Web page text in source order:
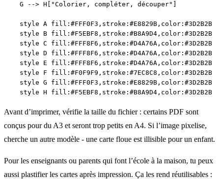
    G --> H["Colorier, compléter, découper"]
    style A fill:#FFF0F3,stroke:#E8829B,color:#3D2B2B
    style B fill:#F5EBF8,stroke:#B8A9D4,color:#3D2B2B
    style C fill:#FFF8F6,stroke:#D4A76A,color:#3D2B2B
    style D fill:#FFF8F6,stroke:#D4A76A,color:#3D2B2B
    style E fill:#FFF8F6,stroke:#D4A76A,color:#3D2B2B
    style F fill:#F0F9F9,stroke:#7EC8C8,color:#3D2B2B
    style G fill:#FFF0F3,stroke:#E8829B,color:#3D2B2B
Avant d’imprimer, vérifie la taille du fichier : certains PDF sont
conçus pour du A3 et seront trop petits en A4. Si l’image pixelise,
cherche un autre modèle - une carte floue est illisible pour un enfant.
Pour les enseignants ou parents qui font l’école à la maison, tu peux
aussi plastifier les cartes après impression. Ça les rend réutilisables :